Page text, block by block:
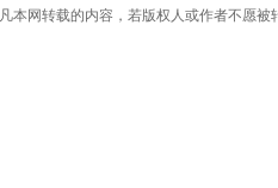
凡本网转载的内容，若版权人或作者不愿